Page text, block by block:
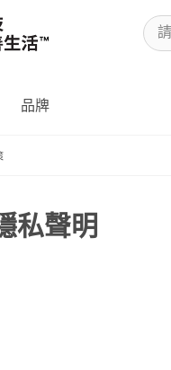
品牌
私聲明